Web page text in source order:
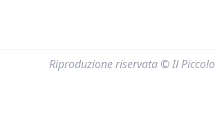
Riproduzione riservata © Il Piccolo